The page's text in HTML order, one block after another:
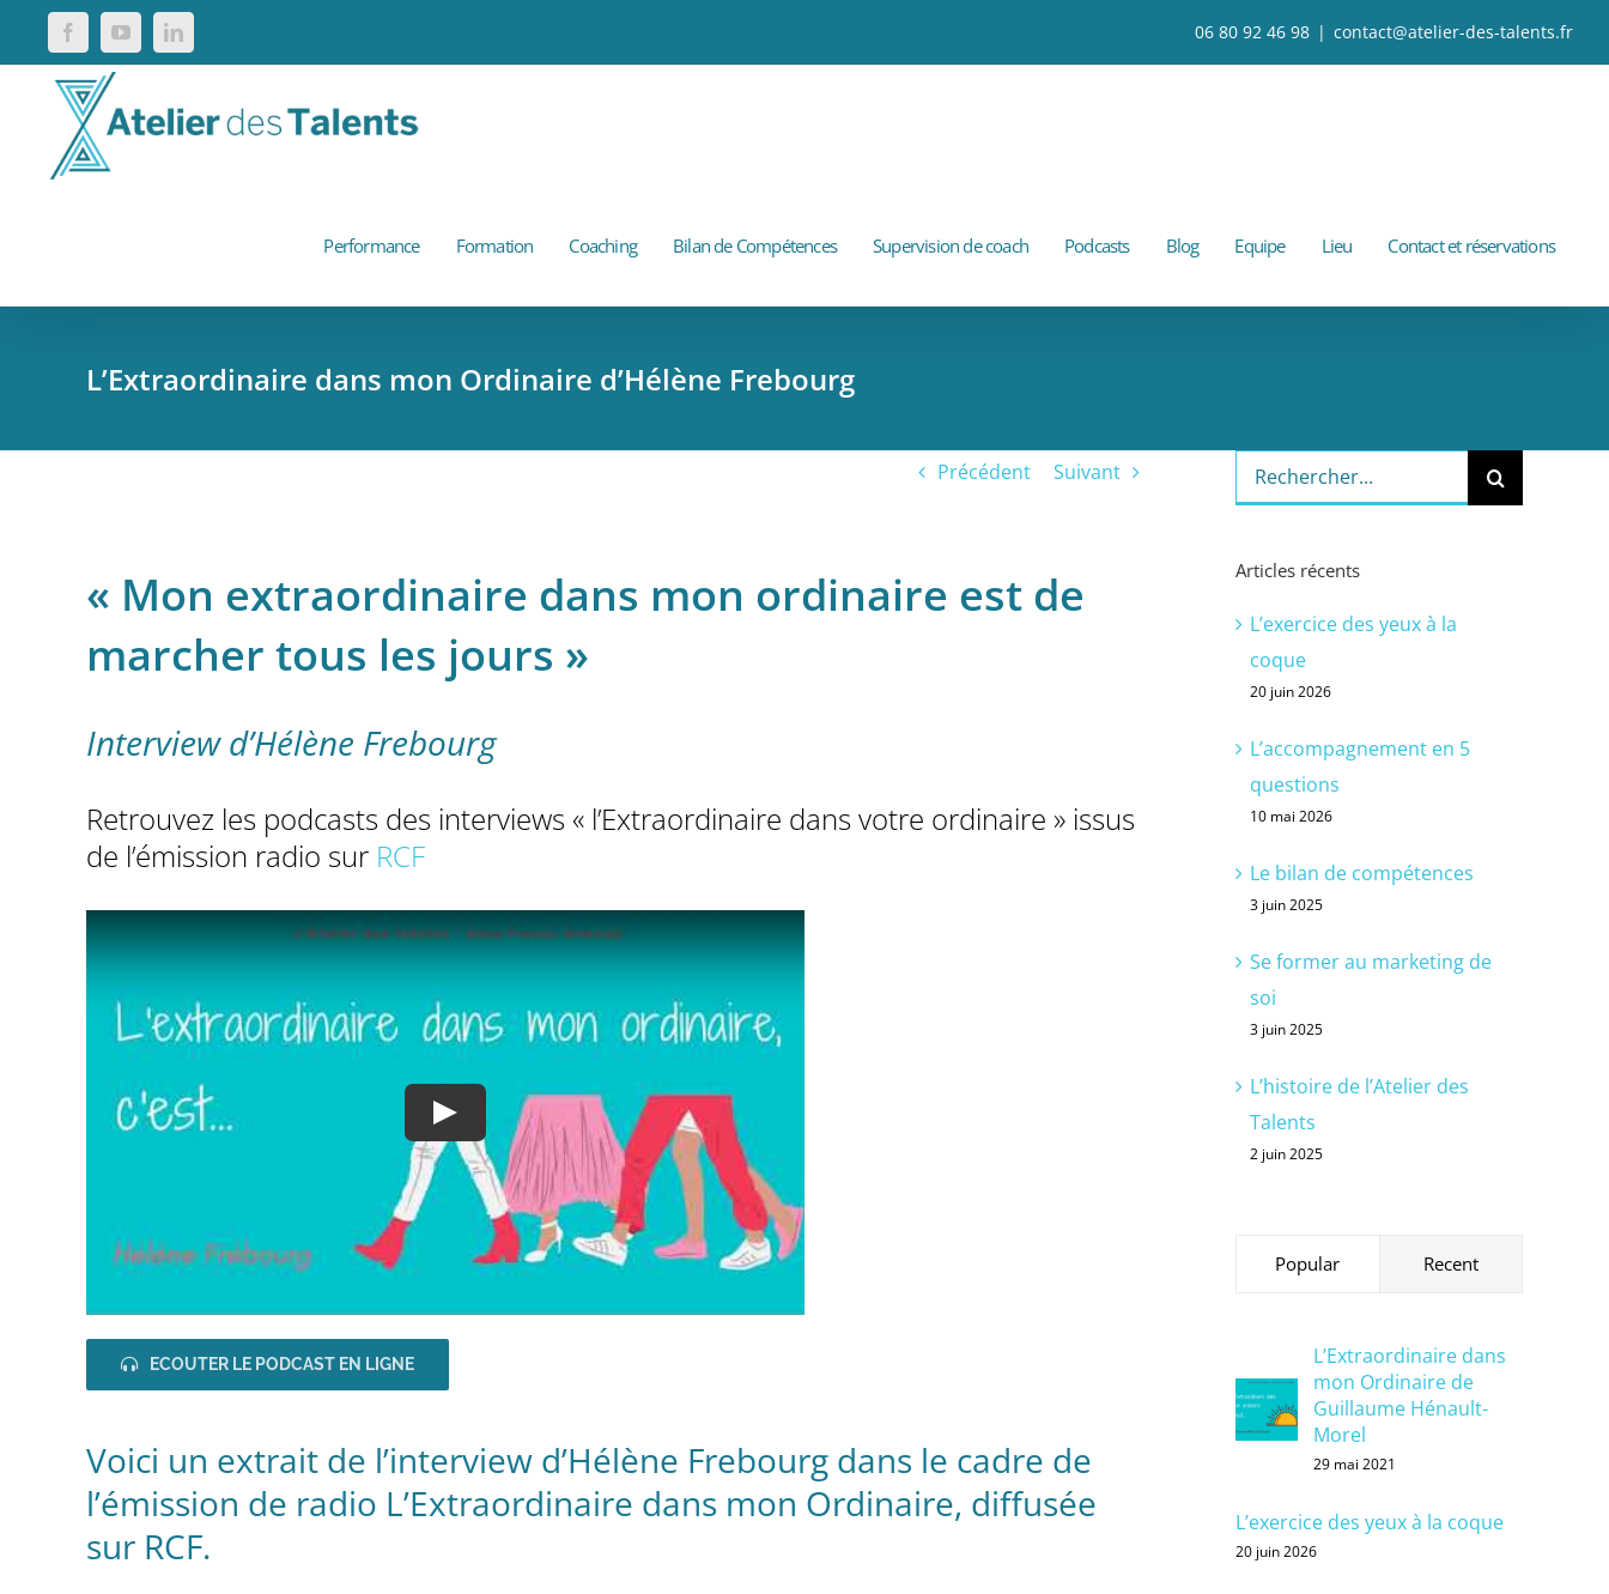
Passer
contenu
FacebookYouTubeLinkedIn 06 80 92 46 98 | contact@atelier-des-talents.fr
Performance Formation Coaching Bilan de Compétences Supervision de coach Podcasts Blog Equipe Lieu Contact et réservations
L’Extraordinaire dans mon Ordinaire d’Hélène Frebourg
Précédent Suivant
« Mon extraordinaire dans mon ordinaire est de
marcher tous les jours »
Interview d’Hélène Frebourg
Retrouvez les podcasts des interviews « l’Extraordinaire dans votre ordinaire » issus
de l’émission radio sur RCF
Play
ECOUTER LE PODCAST EN LIGNE
Voici un extrait de l’interview d’Hélène Frebourg dans le cadre de
l’émission de radio L’Extraordinaire dans mon Ordinaire, diffusée
sur RCF.
Rechercher:
Articles récents
L’exercice des yeux à la
coque
20 juin 2026
L’accompagnement en 5
questions
10 mai 2026
Le bilan de compétences
3 juin 2025
Se former au marketing de
soi
3 juin 2025
L’histoire de l’Atelier des
Talents
2 juin 2025
Popular Recent
L’Extraordinaire dans
mon Ordinaire de
Guillaume Hénault-
Morel
29 mai 2021
L’exercice des yeux à la coque
20 juin 2026